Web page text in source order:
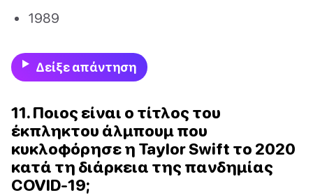
1989
Δείξε απάντηση
11. Ποιος είναι ο τίτλος του
έκπληκτου άλμπουμ που
κυκλοφόρησε η Taylor Swift το 2020
κατά τη διάρκεια της πανδημίας
COVID-19;